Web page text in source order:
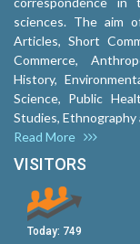
sciences. The aim
Articles, Short
Commerce,
History,
Science, Public
Studies,
Read More
VISITORS
Today: 749